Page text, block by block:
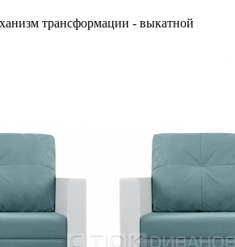
трансформации - выкатной